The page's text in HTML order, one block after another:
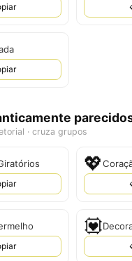
· cruza grupos
💖
💟